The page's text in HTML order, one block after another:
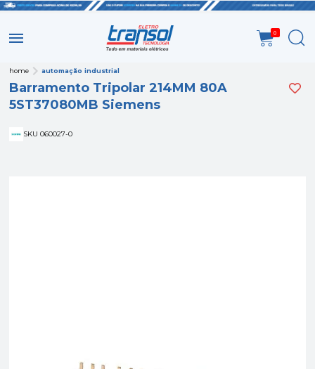
0
home automação industrial
Barramento Tripolar 214MM 80A
5ST37080MB Siemens
SKU 060027-0